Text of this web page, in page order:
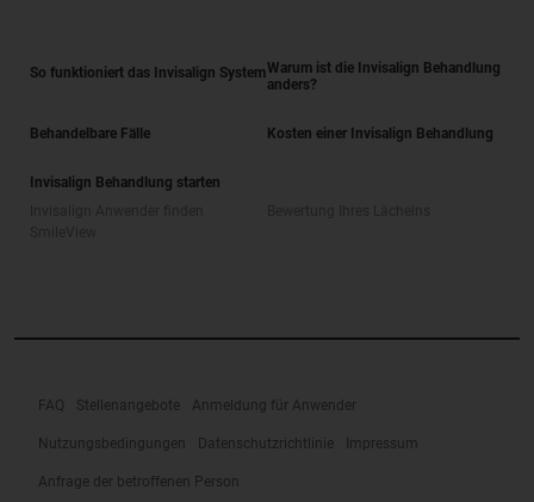
So funktioniert das Invisalign SystemWarum ist die Invisalign Behandlung
anders?
Behandelbare Fälle Kosten einer Invisalign Behandlung
Invisalign Behandlung starten
FAQ Stellenangebote Anmeldung für Anwender
Nutzungsbedingungen Datenschutzrichtlinie Impressum
Anfrage der betroffenen Person